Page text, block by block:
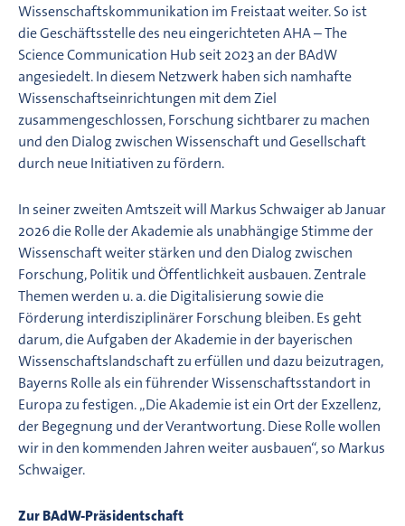
Wissenschaftskommunikation im Freistaat weiter. So ist
die Geschäftsstelle des neu eingerichteten AHA – The
Science Communication Hub seit 2023 an der BAdW
angesiedelt. In diesem Netzwerk haben sich namhafte
Wissenschaftseinrichtungen mit dem Ziel
zusammengeschlossen, Forschung sichtbarer zu machen
und den Dialog zwischen Wissenschaft und Gesellschaft
durch neue Initiativen zu fördern.
In seiner zweiten Amtszeit will Markus Schwaiger ab Januar
2026 die Rolle der Akademie als unabhängige Stimme der
Wissenschaft weiter stärken und den Dialog zwischen
Forschung, Politik und Öffentlichkeit ausbauen. Zentrale
Themen werden u. a. die Digitalisierung sowie die
Förderung interdisziplinärer Forschung bleiben. Es geht
darum, die Aufgaben der Akademie in der bayerischen
Wissenschaftslandschaft zu erfüllen und dazu beizutragen,
Bayerns Rolle als ein führender Wissenschaftsstandort in
Europa zu festigen. „Die Akademie ist ein Ort der Exzellenz,
der Begegnung und der Verantwortung. Diese Rolle wollen
wir in den kommenden Jahren weiter ausbauen“, so Markus
Schwaiger.
Zur BAdW-Präsidentschaft